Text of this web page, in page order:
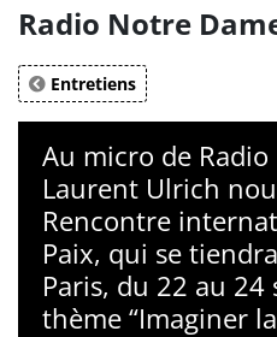
Radio Notre
Entretiens
Au micro de
Laurent Ulrich
Rencontre
Paix, qui se
Paris, du 22 au
thème “Imaginer